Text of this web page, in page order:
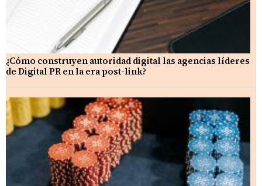
¿Cómo construyen autoridad digital las agencias líderes
de Digital PR en la era post-link?